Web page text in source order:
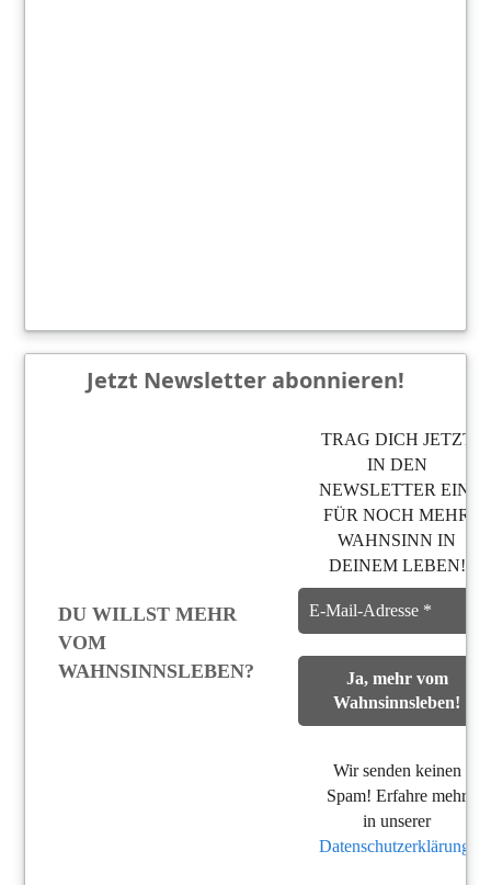
Jetzt Newsletter abonnieren!
DU WILLST MEHR
VOM
WAHNSINNSLEBEN?
TRAG DICH JETZT
IN DEN
NEWSLETTER EIN,
FÜR NOCH MEHR
WAHNSINN IN
DEINEM LEBEN!
Wir senden keinen
Spam! Erfahre mehr
in unserer
Datenschutzerklärung